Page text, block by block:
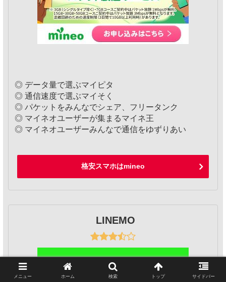
◎ データ量で選ぶマイピタ
◎ 通信速度で選ぶマイそく
◎ パケットをみんなでシェア、フリータンク
◎ マイネオユーザーが集まるマイネ王
◎ マイネオユーザーみんなで通信をゆずりあい
格安スマホはmineo
LINEMO
メニュー ホーム 検索 トップ サイドバー